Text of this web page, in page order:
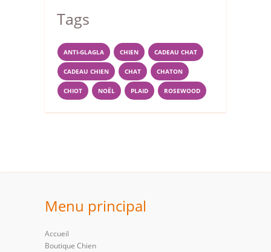
Tags
ANTI-GLAGLA CHIEN CADEAU CHAT
CADEAU CHIEN CHAT CHATON
CHIOT NOËL PLAID ROSEWOOD
Menu principal
Accueil
Boutique Chien